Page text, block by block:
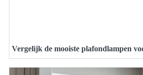
Vergelijk de mooiste plafondlampen